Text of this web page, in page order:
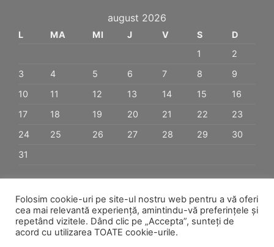
august 2026
L MA MI J V S
D
1
2
3
4 5 6 7 8
9
10
11 12 13 14 15
16
17
18 19 20 21 22
23
24
25 26 27 28 29
30
31
« ian.
Visa PayPal Stripe MasterCard
Cash
Folosim cookie-uri pe site-ul nostru web pentru a vă oferi
cea mai relevantă experiență, amintindu-vă preferințele și
repetând vizitele. Dând clic pe „Accepta”, sunteți de
acord cu utilizarea TOATE cookie-urile.